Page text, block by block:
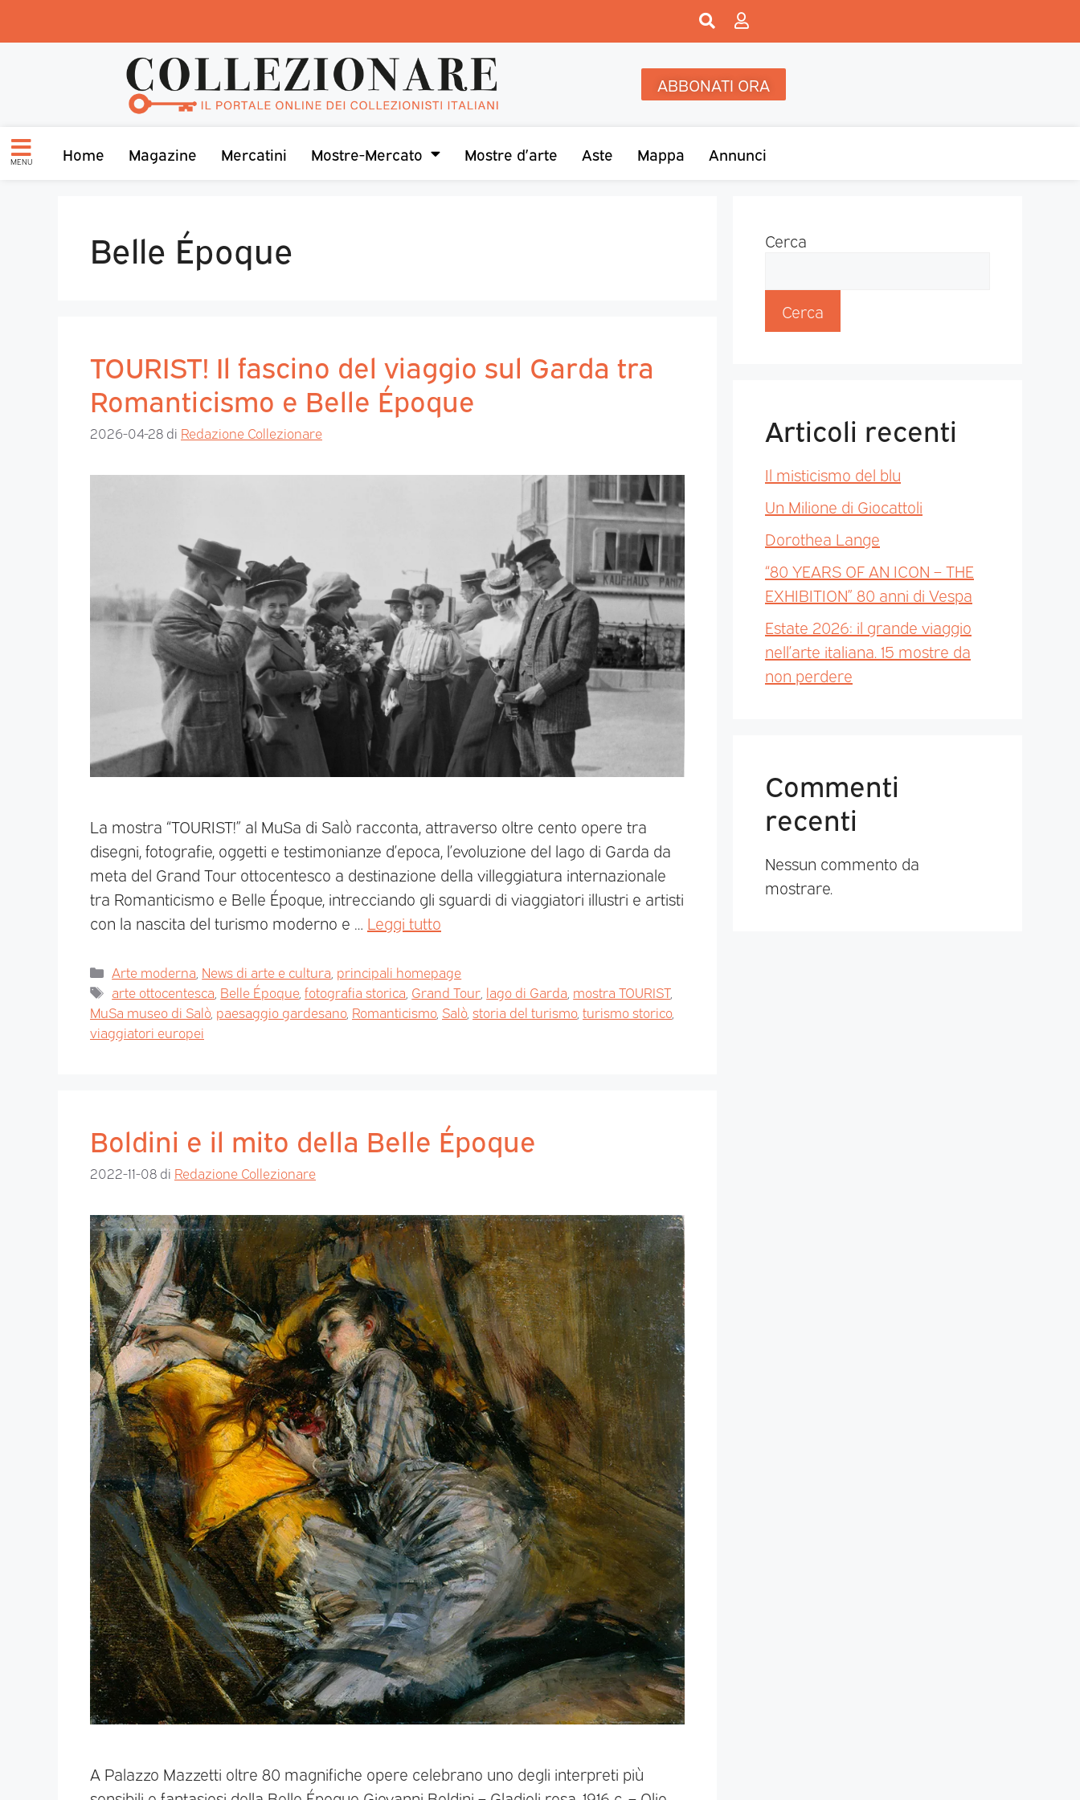
ABBONATI ORA
MENU Home Magazine Mercatini Mostre-Mercato Mostre d’arte Aste Mappa Annunci
Belle Époque
TOURIST! Il fascino del viaggio sul Garda tra
Romanticismo e Belle Époque
2026-04-28 di Redazione Collezionare
La mostra “TOURIST!” al MuSa di Salò racconta, attraverso oltre cento opere tra
disegni, fotografie, oggetti e testimonianze d’epoca, l’evoluzione del lago di Garda da
meta del Grand Tour ottocentesco a destinazione della villeggiatura internazionale
tra Romanticismo e Belle Époque, intrecciando gli sguardi di viaggiatori illustri e artisti
con la nascita del turismo moderno e … Leggi tutto
Arte moderna News di arte e cultura principali homepage
arte ottocentesca Belle Époque,fotografia storica Grand Tour lago di Garda mostra TOURIST,
MuSa museo di Salò, paesaggio gardesano, Romanticismo, Salò, storia del turismo, turismo storico,
viaggiatori europei
Boldini e il mito della Belle Époque
2022-11-08 di Redazione Collezionare
A Palazzo Mazzetti oltre 80 magnifiche opere celebrano uno degli interpreti più
Cerca
Cerca
Articoli recenti
Il misticismo del blu
Un Milione di Giocattoli
Dorothea Lange
“80 YEARS OF AN ICON – THE
EXHIBITION” 80 anni di Vespa
Estate 2026: il grande viaggio
nell’arte italiana. 15 mostre da
non perdere
Commenti
recenti
Nessun commento da
mostrare.